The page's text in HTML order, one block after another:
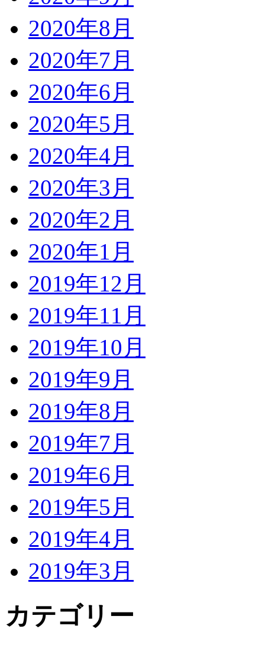
2020年8月
2020年7月
2020年6月
2020年5月
2020年4月
2020年3月
2020年2月
2020年1月
2019年12月
2019年11月
2019年10月
2019年9月
2019年8月
2019年7月
2019年6月
2019年5月
2019年4月
2019年3月
カテゴリー